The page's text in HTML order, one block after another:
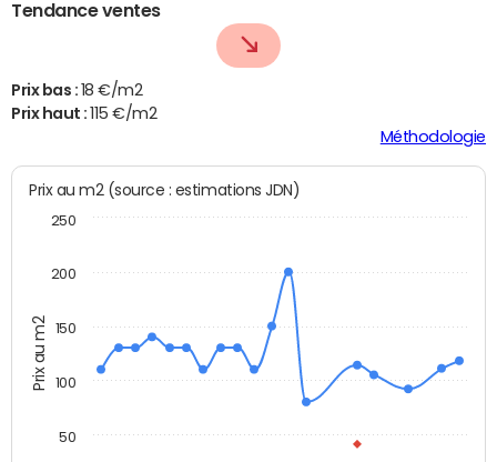
Tendance ventes
Prix bas : 18 €/m2
Prix haut :
115 €/m2
Méthodologie
Prix au m2
Prix au m2 (source : estimations JDN)
50
100
150
200
250